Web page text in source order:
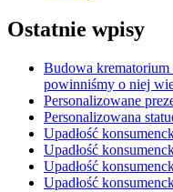
Ostatnie wpisy
Budowa
powinniśmy o niej
Personalizowane
Personalizowana
Upadłość
Upadłość
Upadłość
Upadłość